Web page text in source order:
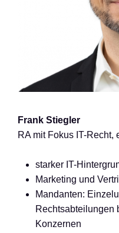
Frank Stiegler
RA mit Fokus IT-Recht,
starker IT-
Marketing und
Mandanten:
Rechtsabteilungen
Konzernen